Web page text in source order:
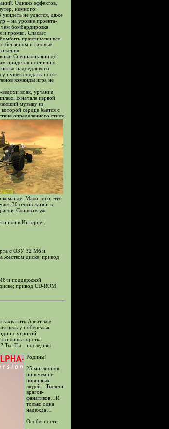
Однако эффектов,
немного:
не удастся, даже
– на уровне проекта-
чем бомбардировка
и громко. Спасает
практически все
бензином и газовые
Специализации до
придется постоянно
надоедливого
пушек солдаты носят
команды игра не
вояк, урчание
В начале первой
музыку из
сердце бьется с
определенного стиля.
команде. Мало того, что
30 очков жизни в
Слишком уж
или в Интернет.
с ОЗУ 32 Мб и
жестком диске; привод
и поддержкой
привод CD-ROM
Азиатское
цель у побережья
с угрозой
лишь горстка
Ты. Ты – последняя
Родины!
25 миллионов
ни в чем не
повинных
людей…Тысячи
врагов-
фанатиков…И
только одна
надежда…
Особенности: